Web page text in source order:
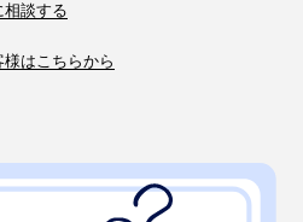
練の手作業でこの４層構造を
きパッドは、格別の寝心地で
相談する
様はこちらから